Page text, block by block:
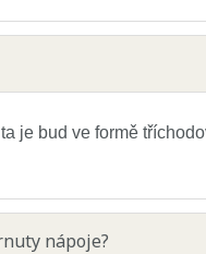
je bud ve formě
nápoje?